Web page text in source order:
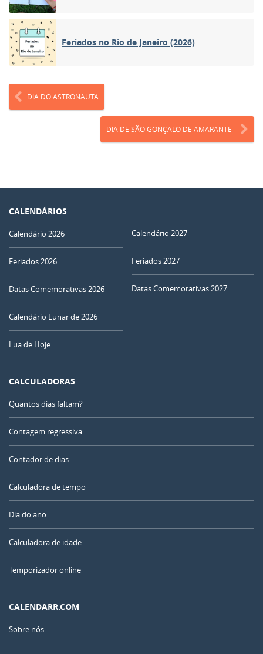
Feriados no Rio de Janeiro (2026)
DIA DO ASTRONAUTA
DIA DE SÃO GONÇALO DE AMARANTE
CALENDÁRIOS
Calendário 2026
Feriados 2026
Datas Comemorativas 2026
Calendário Lunar de 2026
Lua de Hoje
Calendário 2027
Feriados 2027
Datas Comemorativas 2027
CALCULADORAS
Quantos dias faltam?
Contagem regressiva
Contador de dias
Calculadora de tempo
Dia do ano
Calculadora de idade
Temporizador online
CALENDARR.COM
Sobre nós